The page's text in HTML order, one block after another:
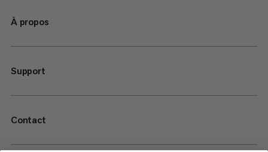
À propos
Support
Contact